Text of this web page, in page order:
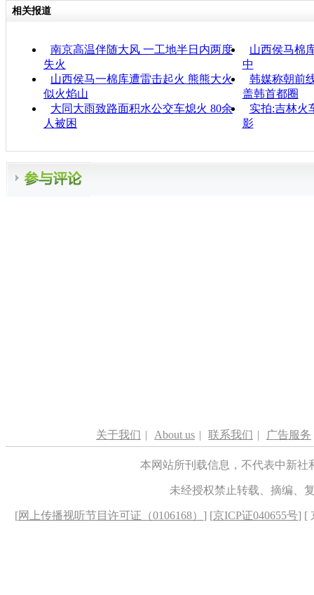
相关报道
南京高温伴随大风 一工地半日内两度
失火
山西侯马棉
中
山西侯马一棉库遭雷击起火 熊熊大火
似火焰山
韩媒称朝前
盖韩首都圈
大同大雨致路面积水公交车熄火 80余
人被困
实拍:吉林火
影
关于我们 | About us | 联系我们 | 广告服务
本网站所刊载信息，不代表中新
未经授权禁止转载、摘编、
[网上传播视听节目许可证（0106168） ] [京ICP证040655号] [